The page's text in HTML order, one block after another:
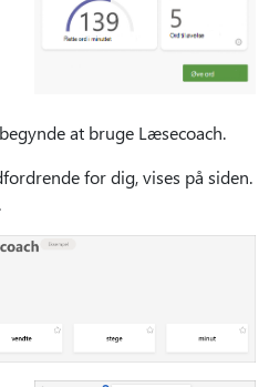
at bruge Læsecoach.
for dig, vises på siden.